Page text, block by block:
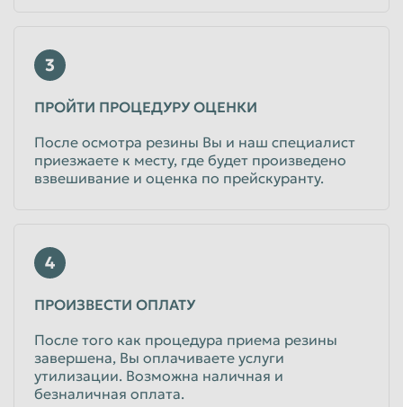
Тверь
Улан-Удэ
Ульяновск Уссурийск
Уфа Хабаровск
Челябинск
Чита
Электросталь
Южно-Сахалинск Якутск
Ярославль
3
ПРОЙТИ ПРОЦЕДУРУ ОЦЕНКИ
После осмотра резины Вы и наш специалист
приезжаете к месту, где будет произведено
взвешивание и оценка по прейскуранту.
4
ПРОИЗВЕСТИ ОПЛАТУ
После того как процедура приема резины
завершена, Вы оплачиваете услуги
утилизации. Возможна наличная и
безналичная оплата.